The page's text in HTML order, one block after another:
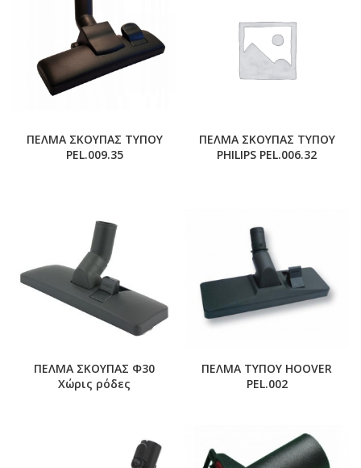
ΠΕΛΜΑ ΣΚΟΥΠΑΣ ΤΥΠΟΥ
PEL.009.35
ΠΕΛΜΑ ΣΚΟΥΠΑΣ ΤΥΠΟΥ
PHILIPS PEL.006.32
ΠΕΛΜΑ ΣΚΟΥΠΑΣ Φ30
Χώρις ρόδες
ΠΕΛΜΑ ΤΥΠΟΥ HOOVER
PEL.002